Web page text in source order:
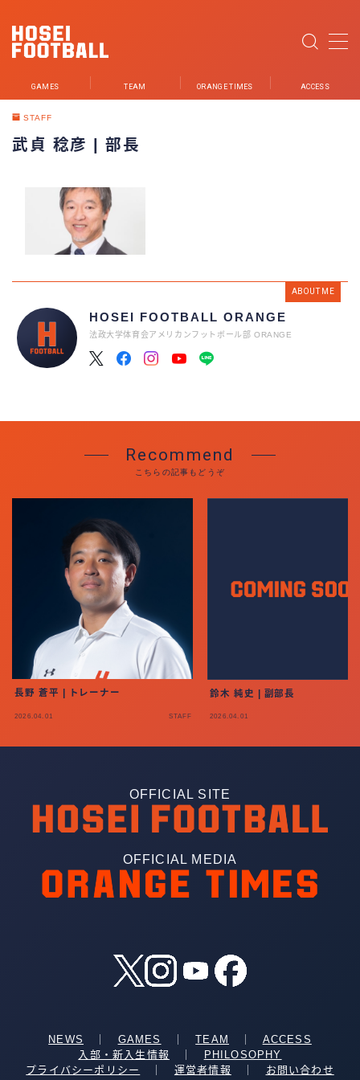
MENU
GAMES
PLAYER
STUDENT STAFF
STAFF
PARTNER
ORANGE TIMES
More+
GAMES TEAM ORANGE TIMES ACCESS
STAFF
武貞 稔彦 | 部長
ABOUT ME
HOSEI FOOTBALL ORANGE
法政大学体育会アメリカンフットボール部 ORANGE
Recommend
こちらの記事もどうぞ
長野 蒼平 | トレーナー
2026.04.01 STAFF
鈴木 純史 | 副部長
2026.04.01
OFFICIAL SITE
OFFICIAL MEDIA
NEWS GAMES ｜TEAM
ACCESS
入部・新入生情報
PHILOSOPHY
プライバシーポリシー
運営者情報 お問い合わせ